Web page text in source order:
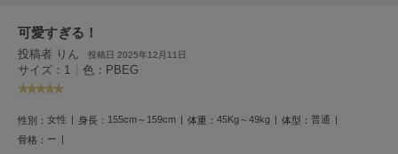
HOKA ONEONE
ホカ オネオネ
KEEN
可愛すぎる！
投稿者 りん 投稿日 2025年12月11日
サイズ：1 | 色：PBEG
性別： 女性 身長： 155cm～159cm 体重： 45Kg～49kg 体型： 普通
骨格： ー